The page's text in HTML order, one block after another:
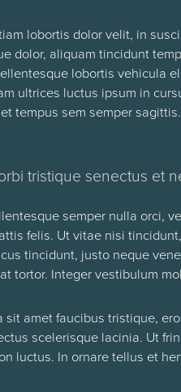
lobortis dolor velit, in
dolor, aliquam tincidunt
lobortis vehicula
ultrices luctus ipsum in
tempus sem semper
tristique senectus et
semper nulla orci,
felis. Ut vitae nisi
tincidunt, justo neque
tortor. Integer vestibulum
amet faucibus tristique,
scelerisque lacinia. Ut
luctus. In ornare tellus et